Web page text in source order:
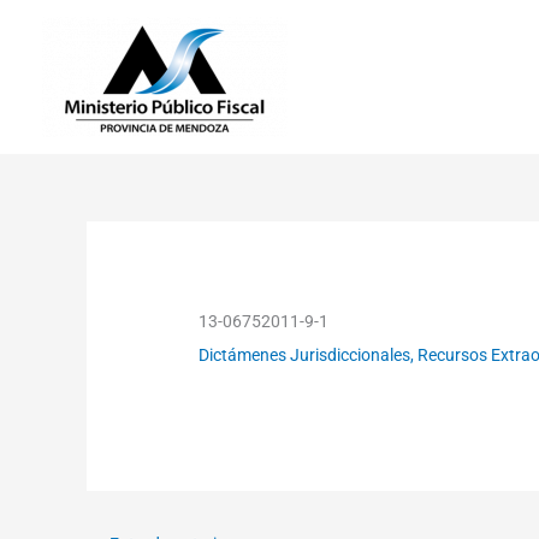
13-06752011-9-1
Dictámenes Jurisdiccionales, Recursos